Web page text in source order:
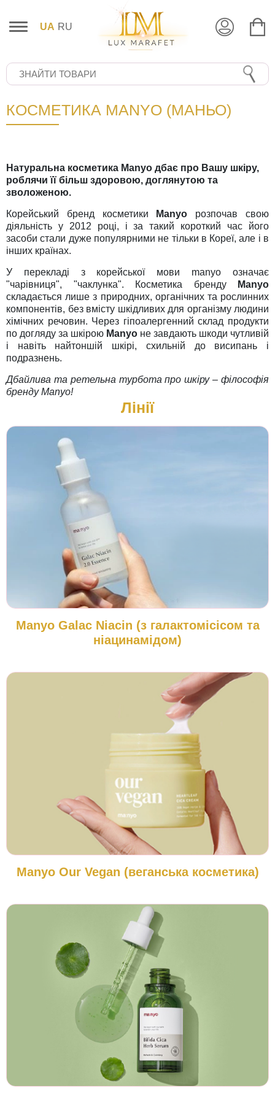
UA RU
КОСМЕТИКА MANYO (МАНЬО)
Натуральна косметика Manyo дбає про Вашу шкіру,
роблячи її більш здоровою, доглянутою та
зволоженою.
Корейський бренд косметики Manyo розпочав свою
діяльність у 2012 році, і за такий короткий час його
засоби стали дуже популярними не тільки в Кореї, але і в
інших країнах.
У перекладі з корейської мови manyo означає
"чарівниця", "чаклунка". Косметика бренду
Manyo
складається лише з природних, органічних та рослинних
компонентів, без вмісту шкідливих для організму людини
хімічних речовин. Через гіпоалергенний склад продукти
по догляду за шкірою Manyo не завдають шкоди чутливій
і навіть найтоншій шкірі, схильній до висипань і
подразнень.
Дбайлива та ретельна турбота про шкіру – філософія
бренду Manyo!
Лінії
Manyo Galac Niacin (з галактомісісом та
ніацинамідом)
Manyo Our Vegan (веганська косметика)